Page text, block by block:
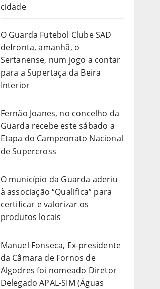
cidade
O Guarda Futebol Clube SAD
defronta, amanhã, o
Sertanense, num jogo a contar
para a Supertaça da Beira
Interior
Fernão Joanes, no concelho da
Guarda recebe este sábado a
Etapa do Campeonato Nacional
de Supercross
O município da Guarda aderiu
à associação “Qualifica” para
certificar e valorizar os
produtos locais
Manuel Fonseca, Ex-presidente
da Câmara de Fornos de
Algodres foi nomeado Diretor
Delegado APAL-SIM (Águas